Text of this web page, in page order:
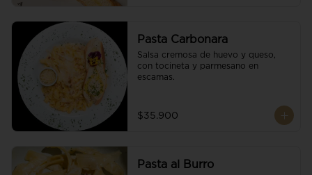
Pasta Carbonara
Salsa cremosa de huevo y queso,
con tocineta y parmesano en
escamas.
$35.900
Pasta al Burro